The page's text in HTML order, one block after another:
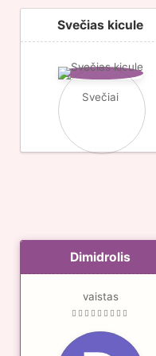
Svečias kicule
Svečiai
Dimidrolis
vaistas